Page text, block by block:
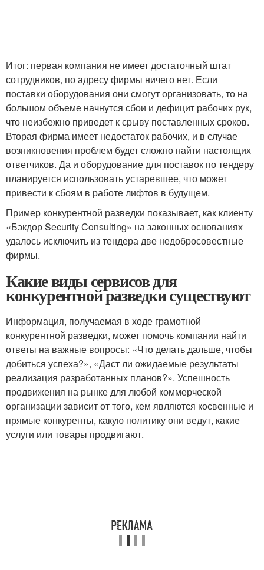
Итог: первая компания не имеет достаточный штат
сотрудников, по адресу фирмы ничего нет. Если
поставки оборудования они смогут организовать, то на
большом объеме начнутся сбои и дефицит рабочих рук,
что неизбежно приведет к срыву поставленных сроков.
Вторая фирма имеет недостаток рабочих, и в случае
возникновения проблем будет сложно найти настоящих
ответчиков. Да и оборудование для поставок по тендеру
планируется использовать устаревшее, что может
привести к сбоям в работе лифтов в будущем.
Пример конкурентной разведки показывает, как клиенту
«Бэкдор Security Consulting» на законных основаниях
удалось исключить из тендера две недобросовестные
фирмы.
Какие виды сервисов для
конкурентной разведки существуют
Информация, получаемая в ходе грамотной
конкурентной разведки, может помочь компании найти
ответы на важные вопросы: «Что делать дальше, чтобы
добиться успеха?», «Даст ли ожидаемые результаты
реализация разработанных планов?». Успешность
продвижения на рынке для любой коммерческой
организации зависит от того, кем являются косвенные и
прямые конкуренты, какую политику они ведут, какие
услуги или товары продвигают.